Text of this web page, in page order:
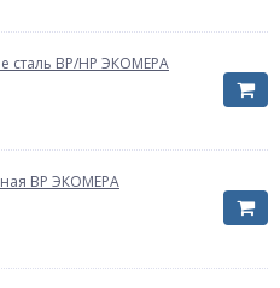
сталь ВР/НР ЭКОМЕРА
ВР ЭКОМЕРА